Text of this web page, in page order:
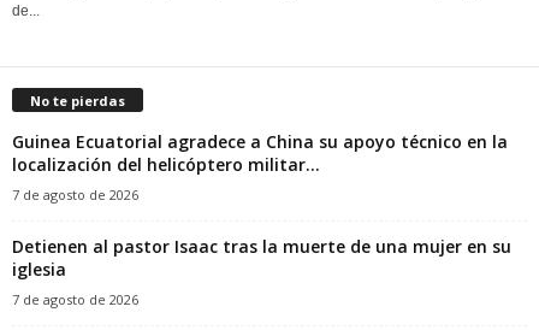
de...
No te pierdas
Guinea Ecuatorial agradece a China su apoyo técnico en la
localización del helicóptero militar...
7 de agosto de 2026
‎Detienen al pastor Isaac tras la muerte de una mujer en su
iglesia‎
7 de agosto de 2026